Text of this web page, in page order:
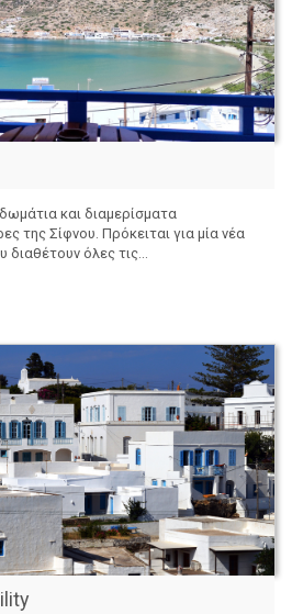
και διαμερίσματα
της Σίφνου. Πρόκειται για μία νέα
όλες τις...